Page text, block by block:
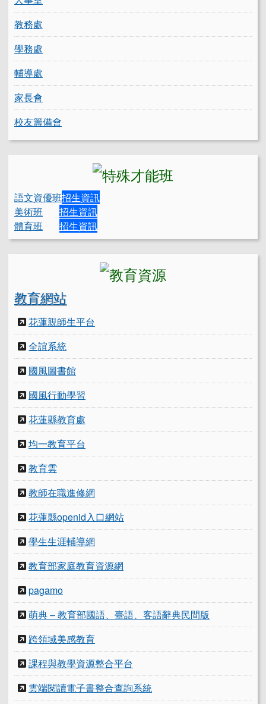
教務處
學務處
輔導處
家長會
校友籌備會
語文資優班招生資訊
美術班
招生資訊
體育班
招生資訊
教育網站
花蓮親師生平台
全誼系統
國風圖書館
國風行動學習
花蓮縣教育處
均一教育平台
教育雲
教師在職進修網
花蓮縣openid入口網站
學生生涯輔導網
教育部家庭教育資源網
pagamo
萌典 – 教育部國語、臺語、客語辭典民間版
跨領域美感教育
課程與教學資源整合平台
雲端閱讀電子書整合查詢系統